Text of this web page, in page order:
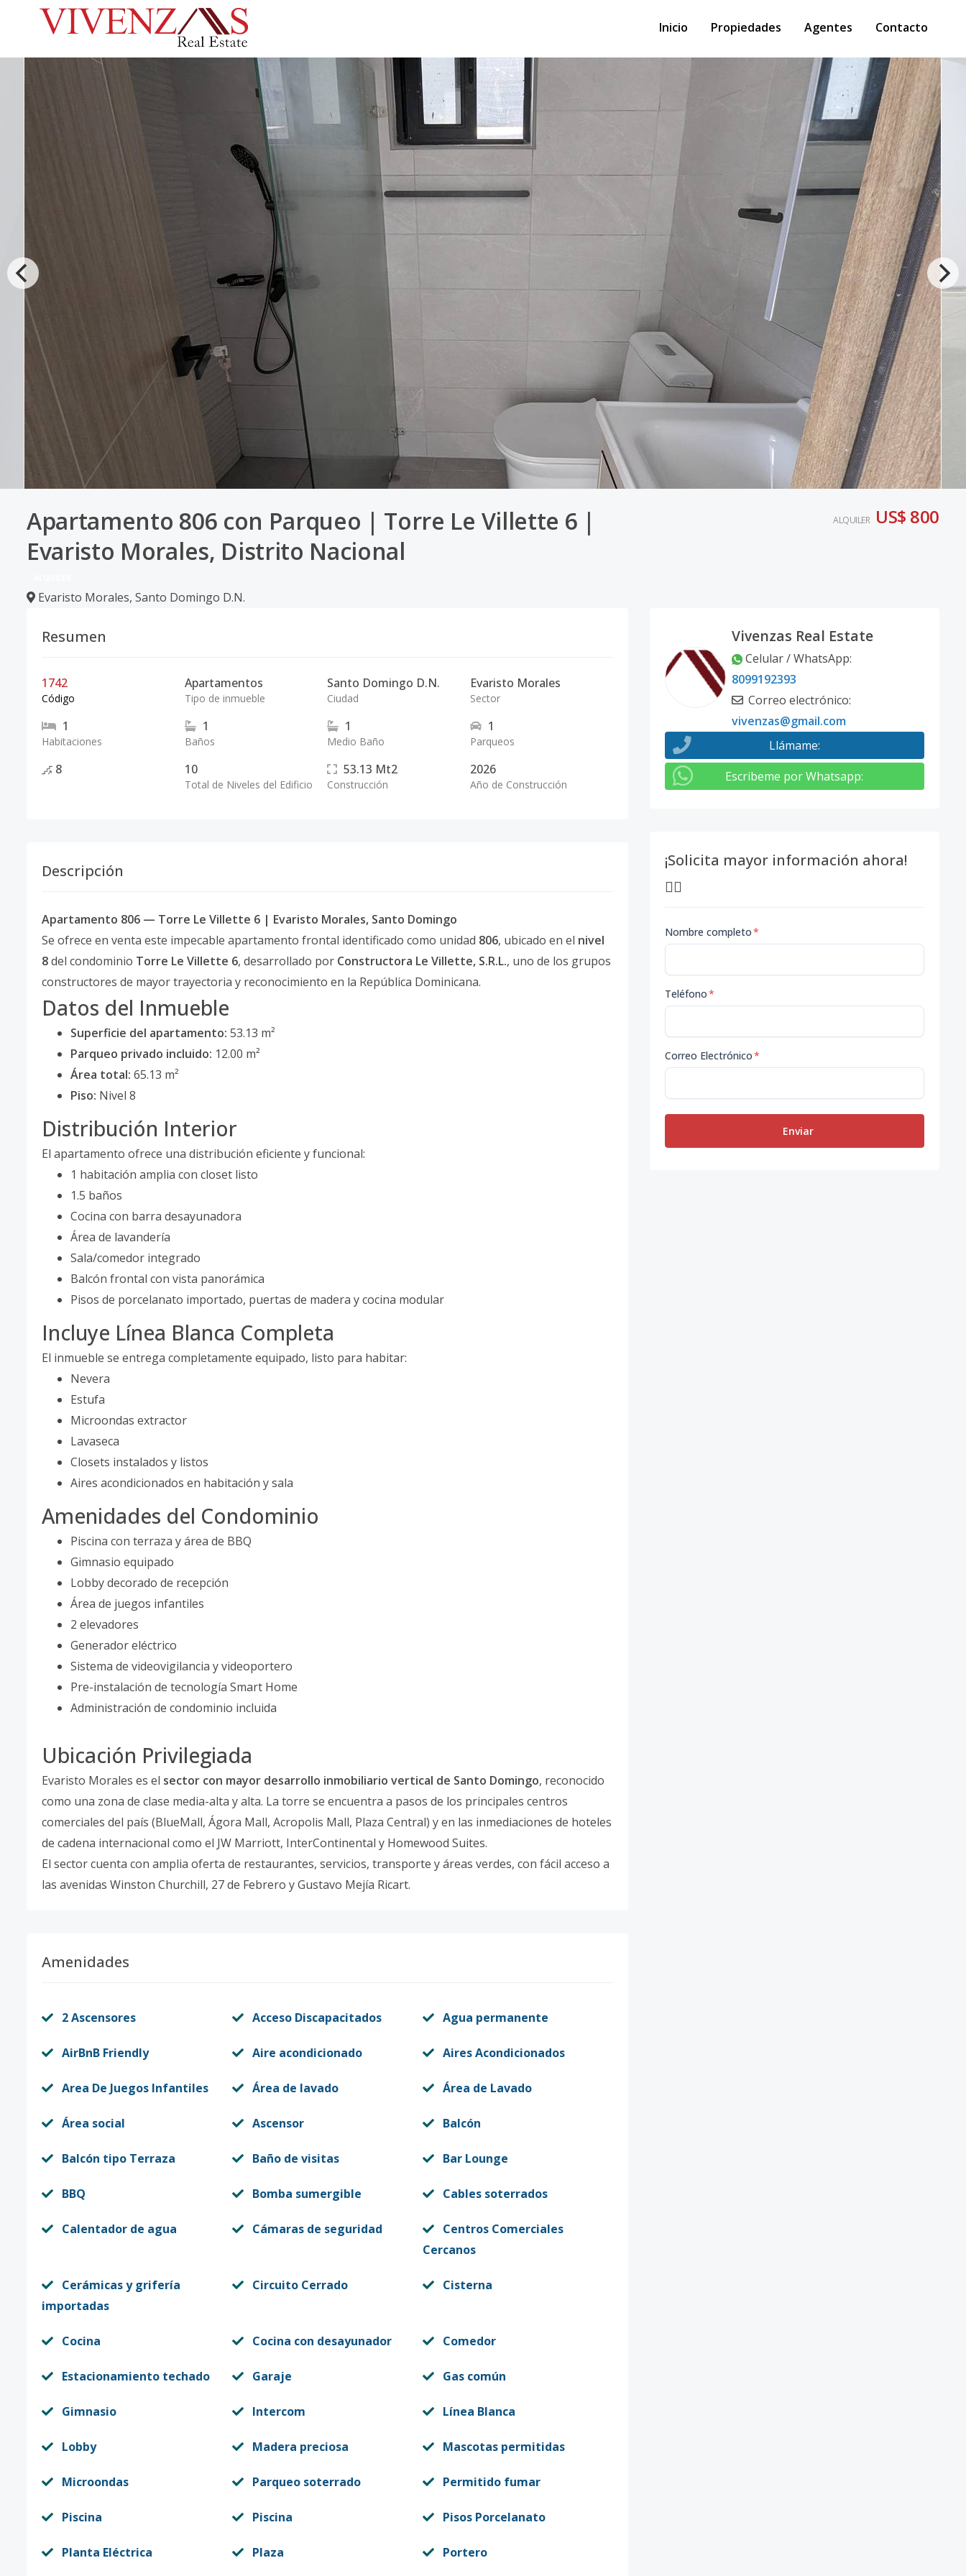
Inicio Propiedades Agentes Contacto
Apartamento 806 con Parqueo | Torre Le Villette 6 |
Evaristo Morales, Distrito Nacional
Evaristo Morales, Santo Domingo D.N.
ALQUILER US$ 800
Resumen
1742
Código
Apartamentos
Tipo de inmueble
Santo Domingo D.N.
Ciudad
Evaristo Morales
Sector
1
Habitaciones
1
Baños
1
Medio Baño
1
Parqueos
8 10
Total de Niveles del Edificio
53.13 Mt2
Construcción
2026
Año de Construcción
Descripción
Apartamento 806 — Torre Le Villette 6 | Evaristo Morales, Santo Domingo
Se ofrece en venta este impecable apartamento frontal identificado como unidad 806, ubicado en el nivel
8del condominio Torre Le Villette 6, desarrollado por Constructora Le Villette, S.R.L., uno de los grupos
constructores de mayor trayectoria y reconocimiento en la República Dominicana.
Datos del Inmueble
Superficie del apartamento: 53.13 m²
Parqueo privado incluido: 12.00 m²
Área total: 65.13 m²
Piso: Nivel 8
Distribución Interior
El apartamento ofrece una distribución eficiente y funcional:
1 habitación amplia con closet listo
1.5 baños
Cocina con barra desayunadora
Área de lavandería
Sala/comedor integrado
Balcón frontal con vista panorámica
Pisos de porcelanato importado, puertas de madera y cocina modular
Incluye Línea Blanca Completa
El inmueble se entrega completamente equipado, listo para habitar:
Nevera
Estufa
Microondas extractor
Lavaseca
Closets instalados y listos
Aires acondicionados en habitación y sala
Amenidades del Condominio
Piscina con terraza y área de BBQ
Gimnasio equipado
Lobby decorado de recepción
Área de juegos infantiles
2 elevadores
Generador eléctrico
Sistema de videovigilancia y videoportero
Pre-instalación de tecnología Smart Home
Administración de condominio incluida
Ubicación Privilegiada
Evaristo Morales es el sector con mayor desarrollo inmobiliario vertical de Santo Domingo, reconocido
como una zona de clase media-alta y alta. La torre se encuentra a pasos de los principales centros
comerciales del país (BlueMall, Ágora Mall, Acropolis Mall, Plaza Central) y en las inmediaciones de hoteles
de cadena internacional como el JW Marriott, InterContinental y Homewood Suites.
El sector cuenta con amplia oferta de restaurantes, servicios, transporte y áreas verdes, con fácil acceso a
las avenidas Winston Churchill, 27 de Febrero y Gustavo Mejía Ricart.
Amenidades
2 Ascensores Acceso Discapacitados Agua permanente
AirBnB Friendly Aire acondicionado Aires Acondicionados
Area De Juegos Infantiles Área de lavado Área de Lavado
Área social Ascensor Balcón
Balcón tipo Terraza Baño de visitas Bar Lounge
BBQ Bomba sumergible Cables soterrados
Calentador de agua Cámaras de seguridad
Centros Comerciales
Cercanos
Cerámicas y grifería
importadas
Circuito Cerrado Cisterna
Cocina Cocina con desayunador Comedor
Estacionamiento techado Garaje Gas común
Gimnasio Intercom Línea Blanca
Lobby Madera preciosa Mascotas permitidas
Microondas Parqueo soterrado Permitido fumar
Piscina Piscina Pisos Porcelanato
Planta Eléctrica Plaza Portero
Vivenzas Real Estate
Celular / WhatsApp:
8099192393
Correo electrónico:
vivenzas@gmail.com
Llámame:
Escribeme por Whatsapp:
¡Solicita mayor información ahora!
👇🏽
Nombre completo*
Teléfono*
Correo Electrónico*
Enviar